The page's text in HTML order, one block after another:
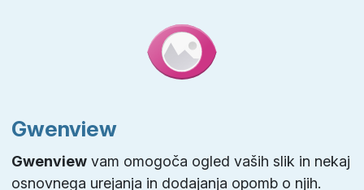
Gwenview
Gwenviewvam omogoča ogled vaših slik in nekaj
osnovnega urejanja in dodajanja opomb o njih.